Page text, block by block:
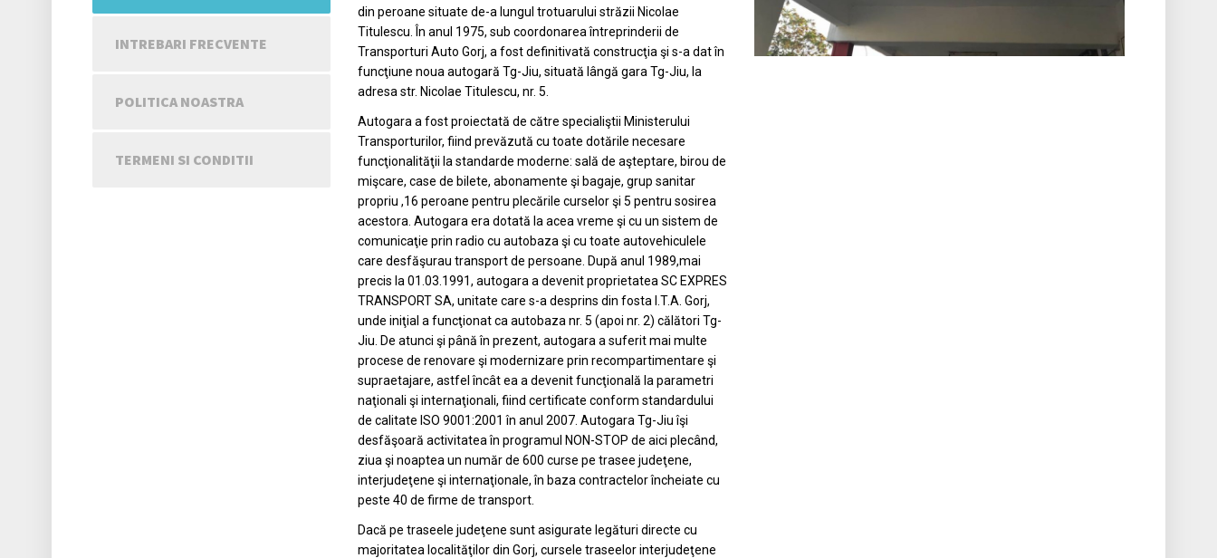
din peroane situate de-a lungul trotuarului străzii Nicolae
Titulescu. În anul 1975, sub coordonarea întreprinderii de
Transporturi Auto Gorj, a fost definitivată construcţia şi s-a dat în
funcţiune noua autogară Tg-Jiu, situată lângă gara Tg-Jiu, la
adresa str. Nicolae Titulescu, nr. 5.
Autogara a fost proiectată de către specialiştii Ministerului
Transporturilor, fiind prevăzută cu toate dotările necesare
funcţionalităţii la standarde moderne: sală de aşteptare, birou de
mişcare, case de bilete, abonamente şi bagaje, grup sanitar
propriu ,16 peroane pentru plecările curselor şi 5 pentru sosirea
acestora. Autogara era dotată la acea vreme şi cu un sistem de
comunicaţie prin radio cu autobaza şi cu toate autovehiculele
care desfăşurau transport de persoane. După anul 1989,mai
precis la 01.03.1991, autogara a devenit proprietatea SC EXPRES
TRANSPORT SA, unitate care s-a desprins din fosta I.T.A. Gorj,
unde iniţial a funcţionat ca autobaza nr. 5 (apoi nr. 2) călători Tg-
Jiu. De atunci şi până în prezent, autogara a suferit mai multe
procese de renovare şi modernizare prin recompartimentare şi
supraetajare, astfel încât ea a devenit funcţională la parametri
naţionali şi internaţionali, fiind certificate conform standardului
de calitate ISO 9001:2001 în anul 2007. Autogara Tg-Jiu îşi
desfăşoară activitatea în programul NON-STOP de aici plecând,
ziua şi noaptea un număr de 600 curse pe trasee judeţene,
interjudeţene şi internaţionale, în baza contractelor încheiate cu
peste 40 de firme de transport.
Dacă pe traseele judeţene sunt asigurate legături directe cu
majoritatea localităţilor din Gorj, cursele traseelor interjudeţene
INTREBARI FRECVENTE
POLITICA NOASTRA
TERMENI SI CONDITII